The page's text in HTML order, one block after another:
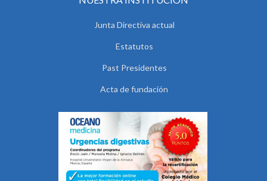
Junta Directiva actual
Estatutos
Past Presidentes
Acta de fundación